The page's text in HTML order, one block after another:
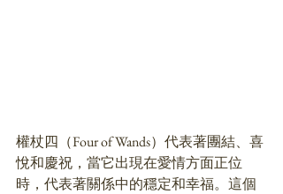
權杖四（Four of Wands）代表著團結、喜
悅和慶祝，當它出現在愛情方面正位
時，代表著關係中的穩定和幸福。這個